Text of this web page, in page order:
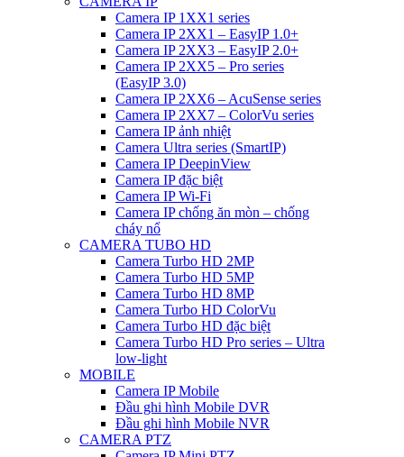
Camera IP 1XX1 series
Camera IP 2XX1 – EasyIP 1.0+
Camera IP 2XX3 – EasyIP 2.0+
Camera IP 2XX5 – Pro series
(EasyIP 3.0)
Camera IP 2XX6 – AcuSense series
Camera IP 2XX7 – ColorVu series
Camera IP ảnh nhiệt
Camera Ultra series (SmartIP)
Camera IP DeepinView
Camera IP đặc biệt
Camera IP Wi-Fi
Camera IP chống ăn mòn – chống
cháy nổ
CAMERA TUBO HD
Camera Turbo HD 2MP
Camera Turbo HD 5MP
Camera Turbo HD 8MP
Camera Turbo HD ColorVu
Camera Turbo HD đặc biệt
Camera Turbo HD Pro series – Ultra
low-light
MOBILE
Camera IP Mobile
Đầu ghi hình Mobile DVR
Đầu ghi hình Mobile NVR
CAMERA PTZ